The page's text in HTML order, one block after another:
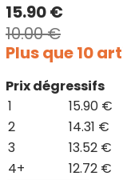
15.90 €
10.00 €
Plus que 10
Prix dégressifs
1
15.90 €
2
14.31 €
3
13.52 €
4+
12.72 €